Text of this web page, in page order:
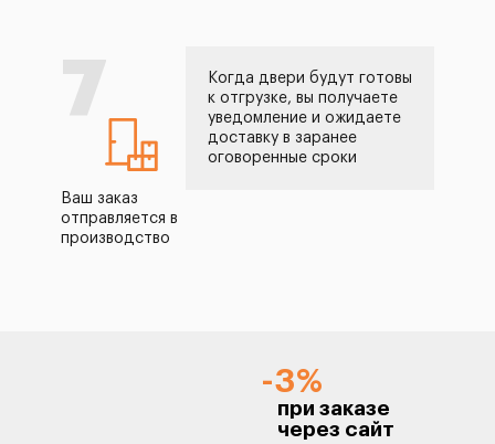
7
Ваш заказ
отправляется в
производство
Когда двери будут готовы
к отгрузке, вы получаете
уведомление и ожидаете
доставку в заранее
оговоренные сроки
-3%
при заказе
через сайт